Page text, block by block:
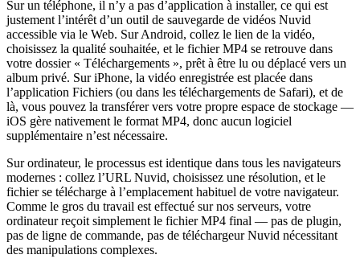
Sur un téléphone, il n’y a pas d’application à installer, ce qui est
justement l’intérêt d’un outil de sauvegarde de vidéos Nuvid
accessible via le Web. Sur Android, collez le lien de la vidéo,
choisissez la qualité souhaitée, et le fichier MP4 se retrouve dans
votre dossier « Téléchargements », prêt à être lu ou déplacé vers un
album privé. Sur iPhone, la vidéo enregistrée est placée dans
l’application Fichiers (ou dans les téléchargements de Safari), et de
là, vous pouvez la transférer vers votre propre espace de stockage —
iOS gère nativement le format MP4, donc aucun logiciel
supplémentaire n’est nécessaire.
Sur ordinateur, le processus est identique dans tous les navigateurs
modernes : collez l’URL Nuvid, choisissez une résolution, et le
fichier se télécharge à l’emplacement habituel de votre navigateur.
Comme le gros du travail est effectué sur nos serveurs, votre
ordinateur reçoit simplement le fichier MP4 final — pas de plugin,
pas de ligne de commande, pas de téléchargeur Nuvid nécessitant
des manipulations complexes.